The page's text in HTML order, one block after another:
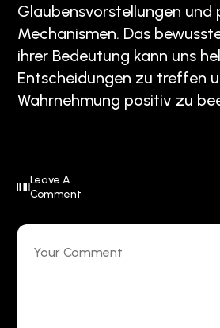
Glaubensvorstellungen und
Mechanismen. Das
ihrer Bedeutung kann uns
Entscheidungen zu treffen
Wahrnehmung positiv zu
Leave A
Comment